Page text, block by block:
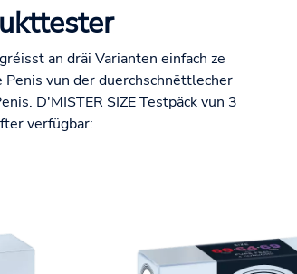
an dräi Varianten einfach ze
vun der duerchschnëttlecher
D'MISTER SIZE Testpäck vun 3
verfügbar: